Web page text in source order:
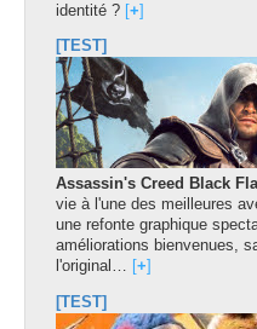
identité ? [+]
[TEST]
Assassin's Creed Black
vie à l'une des meilleures
une refonte graphique
améliorations bienvenues,
l'original…
+
[TEST]